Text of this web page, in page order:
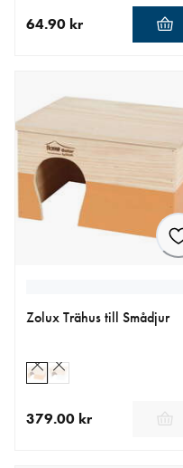
64.90 kr
Zolux Trähus till Smådjur
379.00 kr